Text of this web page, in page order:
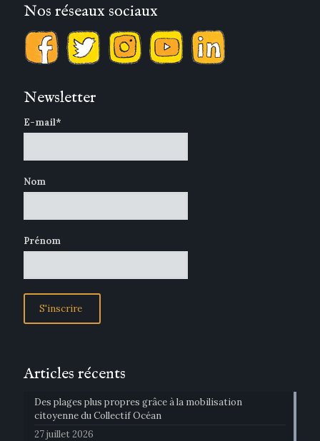
Nos réseaux sociaux
Newsletter
E-mail*
Nom
Prénom
Articles récents
Des plages plus propres grâce à la mobilisation
citoyenne du Collectif Océan
27 juillet 2026